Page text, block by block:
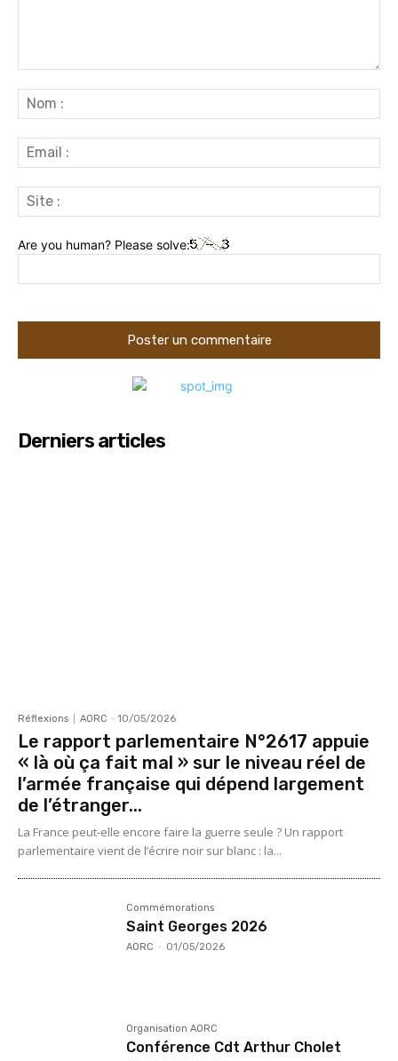
:
:
:
Are you human? Please solve:
Derniers articles
Réflexions AORC - 10/05/2026
Le rapport parlementaire N°2617 appuie
« là où ça fait mal » sur le niveau réel de
l’armée française qui dépend largement
de l’étranger...
La France peut-elle encore faire la guerre seule ? Un rapport
parlementaire vient de l’écrire noir sur blanc : la...
Commémorations
Saint Georges 2026
AORC - 01/05/2026
Organisation AORC
Conférence Cdt Arthur Cholet